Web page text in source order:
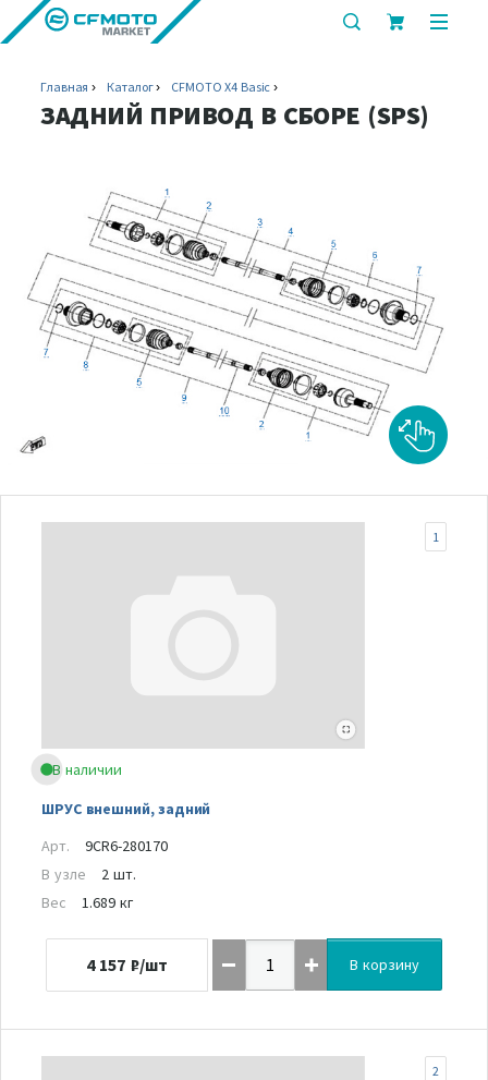
показать
поиска
Главная Каталог CFMOTO X4 Basic
ЗАДНИЙ ПРИВОД В СБОРЕ (SPS)
В наличии
ШРУС внешний, задний
1
Арт.
9CR6-280170
В узле
2 шт.
Вес
1.689 кг
4 157 ₽/шт В корзину
2